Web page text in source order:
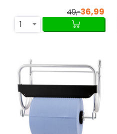
49,-36,99
1